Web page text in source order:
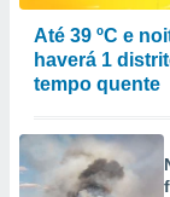
Até 39 ºC e
haverá 1
tempo quente